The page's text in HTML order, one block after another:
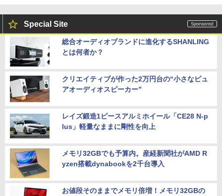
Special Site
総合オーディオブランドに進化するSHANLING
とは何者か？
クリエイティブが作った2万円台の“小さなピュ
アオーディオスピーカー”
レイズ鍛造1ピースアルミホイール「CE28 N-p
lus」軽量なままに剛性を向上
メモリ32GBでも予算内。産経新聞社がAMD R
yzen搭載dynabookを2千台導入
お値段そのままでメモリ倍増！メモリ32GBの